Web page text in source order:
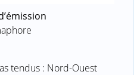
tendus : Nord-Ouest